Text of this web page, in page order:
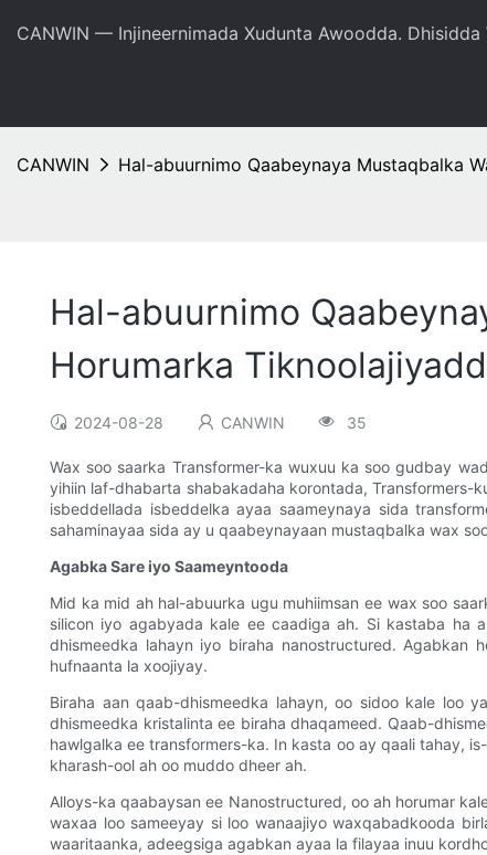
CANWIN — Injineernimada Xudunta Awoodda. Dhisidda
CANWIN Hal-abuurnimo Qaabeynaya Mustaqbalka
Hal-abuurnimo
Horumarka
2024-08-28 CANWIN 35
Wax soo saarka Transformer-ka wuxuu ka soo gudbay
yihiin laf-dhabarta shabakadaha korontada,
isbeddellada isbeddelka ayaa saameynaya sida
sahaminayaa sida ay u qaabeynayaan mustaqbalka wax
Agabka Sare iyo Saameyntooda
Mid ka mid ah hal-abuurka ugu muhiimsan ee wax soo
silicon iyo agabyada kale ee caadiga ah. Si kastaba ha
dhismeedka lahayn iyo biraha nanostructured. Agabkan
hufnaanta la xoojiyay.
Biraha aan qaab-dhismeedka lahayn, oo sidoo kale loo
dhismeedka kristalinta ee biraha dhaqameed. Qaab-
hawlgalka ee transformers-ka. In kasta oo ay qaali tahay,
kharash-ool ah oo muddo dheer ah.
Alloys-ka qaabaysan ee Nanostructured, oo ah horumar
waxaa loo sameeyay si loo wanaajiyo waxqabadkooda
waaritaanka, adeegsiga agabkan ayaa la filayaa inuu